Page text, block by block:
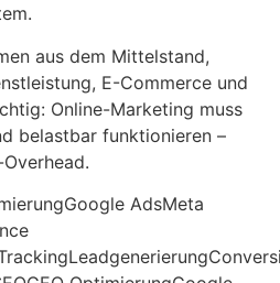
aus dem Mittelstand,
E-Commerce und
Online-Marketing muss
belastbar funktionieren –
Google AdsMeta
Leadgenerierung